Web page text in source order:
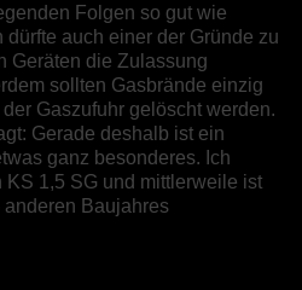
Folgen so gut wie
auch einer der Gründe zu
Geräten die Zulassung
sollten Gasbrände einzig
Gaszufuhr gelöscht werden.
Gerade deshalb ist ein
ganz besonderes. Ich
1,5 SG und mittlerweile ist
Baujahres